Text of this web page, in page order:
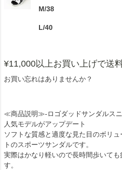
M/38
L/40
¥11,000以上お買い上げで送
お買い忘れはありませんか？
≪商品説明≫-ロゴダッドサンダルス
人気モデルがアップデート
ソフトな質感と適度な見た目のボリ
トのスポーツサンダルです。
実際はかなり軽いので長時間歩いて
す。